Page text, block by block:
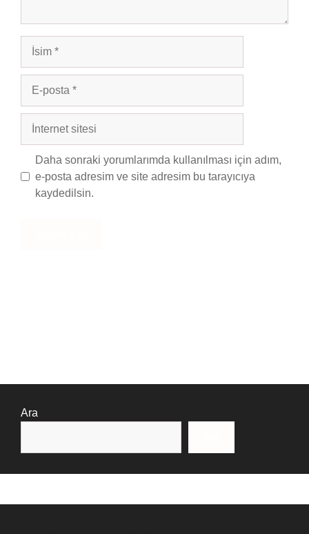
İsim
posta
İnternet
Daha sonraki yorumlarımda kullanılması için adım,
e-posta adresim ve site adresim bu tarayıcıya
kaydedilsin.
Ara